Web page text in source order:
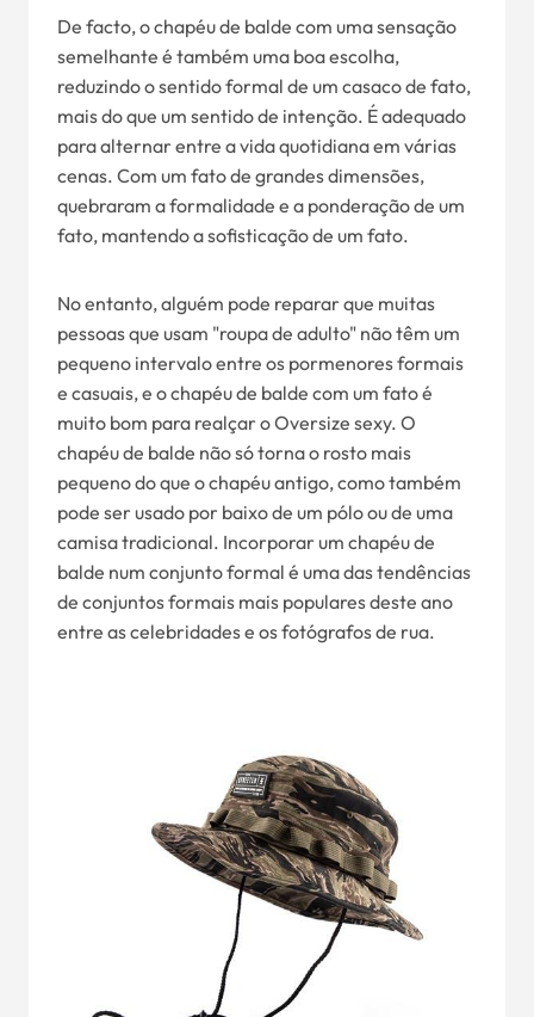
De facto, o chapéu de balde com uma sensação
semelhante é também uma boa escolha,
reduzindo o sentido formal de um casaco de fato,
mais do que um sentido de intenção. É adequado
para alternar entre a vida quotidiana em várias
cenas. Com um fato de grandes dimensões,
quebraram a formalidade e a ponderação de um
fato, mantendo a sofisticação de um fato.
No entanto, alguém pode reparar que muitas
pessoas que usam "roupa de adulto" não têm um
pequeno intervalo entre os pormenores formais
e casuais, e o chapéu de balde com um fato é
muito bom para realçar o Oversize sexy. O
chapéu de balde não só torna o rosto mais
pequeno do que o chapéu antigo, como também
pode ser usado por baixo de um pólo ou de uma
camisa tradicional. Incorporar um chapéu de
balde num conjunto formal é uma das tendências
de conjuntos formais mais populares deste ano
entre as celebridades e os fotógrafos de rua.